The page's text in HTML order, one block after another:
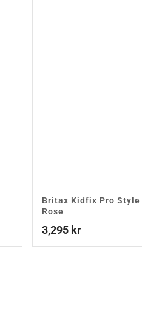
Britax Kidfix Pro Style
Rose
3,295 kr